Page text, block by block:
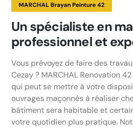
MARCHAL Brayan Peinture 42
Un spécialiste en
professionnel et
Vous prévoyez de faire des
Cezay ? MARCHAL Renovation
qui peut se mettre à votre
ouvrages maçonnés à réaliser
bâtiment sera habitable et
votre quotidien plus pratique.